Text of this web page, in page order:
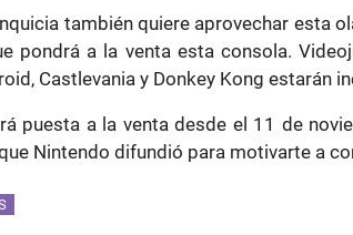
también quiere aprovechar esta
pondrá a la venta esta consola.
Castlevania y Donkey Kong estarán
puesta a la venta desde el 11 de
Nintendo difundió para motivarte a